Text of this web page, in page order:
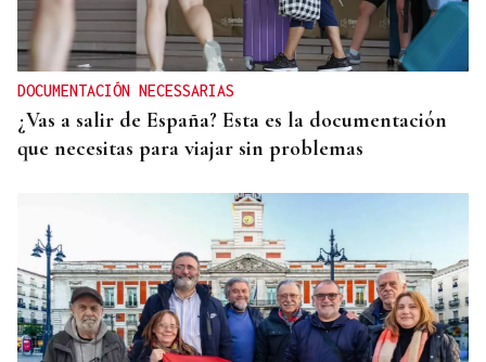
DOCUMENTACIÓN NECESSARIAS
¿Vas a salir de España? Esta es la documentación
que necesitas para viajar sin problemas